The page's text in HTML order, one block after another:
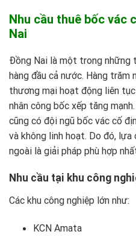
Nhu cầu thuê bốc vác
Nai
Đồng Nai là một trong những
hàng đầu cả nước. Hàng trăm
thương mại hoạt động liên
nhân công bốc xếp tăng
cũng có đội ngũ bốc vác cố
và không linh hoạt. Do đó, lựa
ngoài là giải pháp phù hợp
Nhu cầu tại khu công
Các khu công nghiệp lớn như:
KCN Amata